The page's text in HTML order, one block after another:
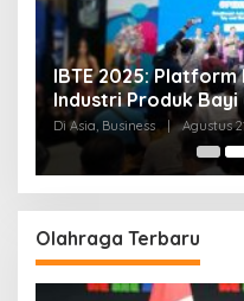
IBTE 2025:
Industri Produk Bayi
Tenggara
Di Asia, Business | Agustus
Olahraga Terbaru